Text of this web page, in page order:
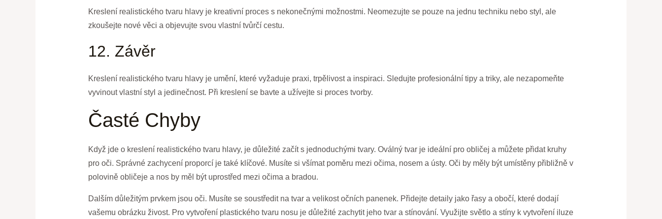
Kreslení realistického tvaru hlavy je kreativní proces s nekonečnými možnostmi. Neomezujte se pouze na jednu techniku nebo styl, ale
zkoušejte nové věci a objevujte svou vlastní tvůrčí cestu.
12. Závěr
Kreslení realistického tvaru hlavy je umění, které vyžaduje praxi, trpělivost a inspiraci. Sledujte profesionální tipy a triky, ale nezapomeňte
vyvinout vlastní styl a jedinečnost. Při kreslení se bavte a užívejte si proces tvorby.
Časté Chyby
Když jde o kreslení realistického tvaru hlavy, je důležité začít s jednoduchými tvary. Oválný tvar je ideální pro obličej a můžete přidat kruhy
pro oči. Správné zachycení proporcí je také klíčové. Musíte si všímat poměru mezi očima, nosem a ústy. Oči by měly být umístěny přibližně v
polovině obličeje a nos by měl být uprostřed mezi očima a bradou.
Dalším důležitým prvkem jsou oči. Musíte se soustředit na tvar a velikost očních panenek. Přidejte detaily jako řasy a obočí, které dodají
vašemu obrázku živost. Pro vytvoření plastického tvaru nosu je důležité zachytit jeho tvar a stínování. Využijte světlo a stíny k vytvoření iluze